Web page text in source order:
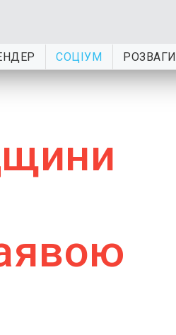
СОЦІУМ РОЗВАГИ